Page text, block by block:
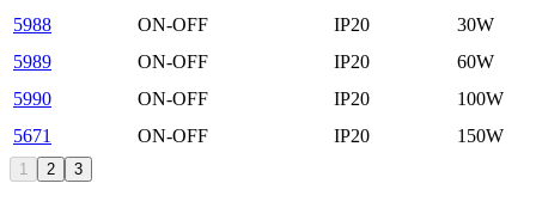
5988 ON-OFF IP20
30W
5989
ON-OFF IP20
60W
5990
ON-OFF IP20
100W
5671
ON-OFF IP20 150W
1 2 3